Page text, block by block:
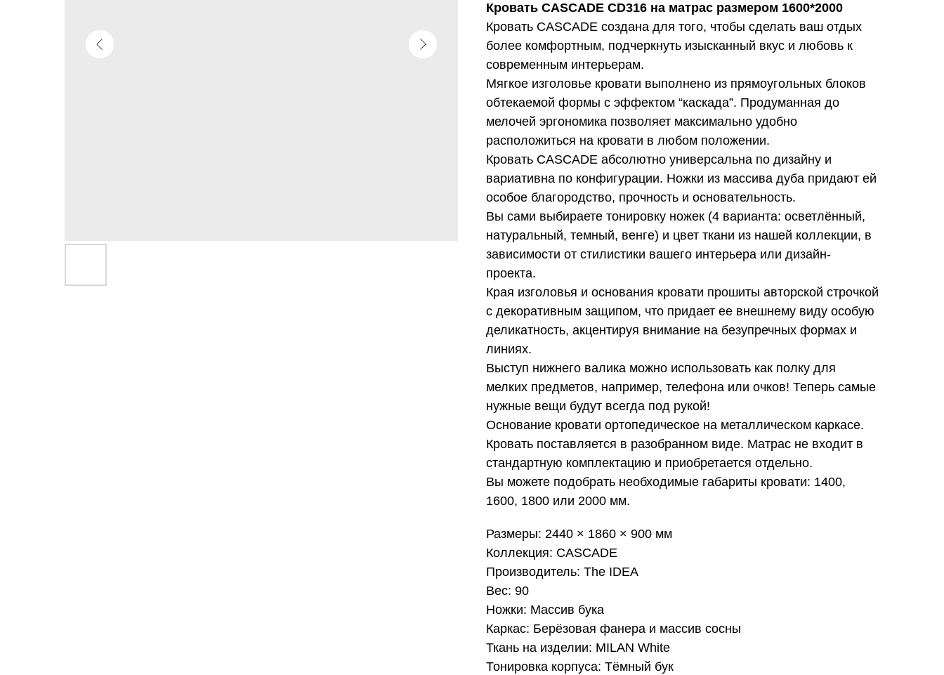
Кровать CASCADE CD316 на матрас размером 1600*2000
Кровать CASCADE создана для того, чтобы сделать ваш отдых
более комфортным, подчеркнуть изысканный вкус и любовь к
современным интерьерам.
Мягкое изголовье кровати выполнено из прямоугольных блоков
обтекаемой формы с эффектом “каскада”. Продуманная до
мелочей эргономика позволяет максимально удобно
расположиться на кровати в любом положении.
Кровать CASCADE абсолютно универсальна по дизайну и
вариативна по конфигурации. Ножки из массива дуба придают ей
особое благородство, прочность и основательность.
Вы сами выбираете тонировку ножек (4 варианта: осветлённый,
натуральный, темный, венге) и цвет ткани из нашей коллекции, в
зависимости от стилистики вашего интерьера или дизайн-
проекта.
Края изголовья и основания кровати прошиты авторской строчкой
с декоративным защипом, что придает ее внешнему виду особую
деликатность, акцентируя внимание на безупречных формах и
линиях.
Выступ нижнего валика можно использовать как полку для
мелких предметов, например, телефона или очков! Теперь самые
нужные вещи будут всегда под рукой!
Основание кровати ортопедическое на металлическом каркасе.
Кровать поставляется в разобранном виде. Матрас не входит в
стандартную комплектацию и приобретается отдельно.
Вы можете подобрать необходимые габариты кровати: 1400,
1600, 1800 или 2000 мм.
Размеры: 2440 × 1860 × 900 мм
Коллекция: CASCADE
Производитель: The IDEA
Вес: 90
Ножки: Массив бука
Каркас: Берёзовая фанера и массив сосны
Ткань на изделии: MILAN White
Тонировка корпуса: Тёмный бук